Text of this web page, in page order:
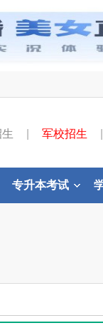
军校招生
专升本考试